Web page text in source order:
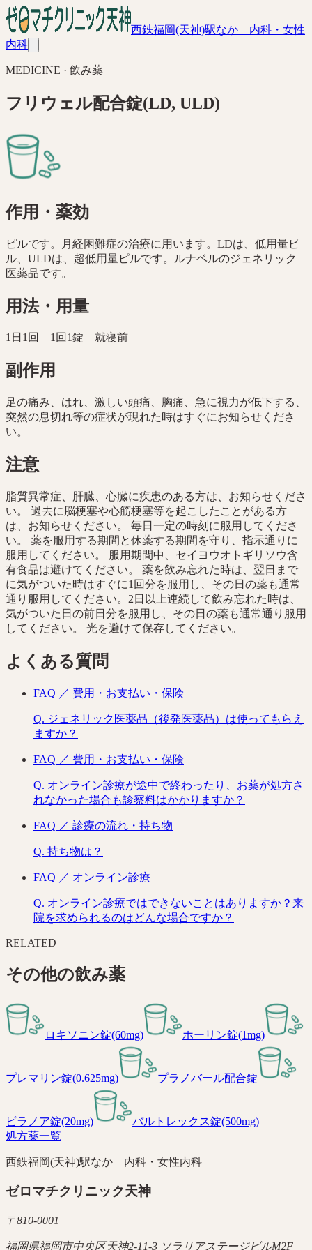
西鉄福岡(天神)駅なか 内科・女性
内科
MEDICINE · 飲み薬
フリウェル配合錠(LD, ULD)
作用・薬効
ピルです。月経困難症の治療に用います。LDは、低用量ピ
ル、ULDは、超低用量ピルです。ルナベルのジェネリック
医薬品です。
用法・用量
1日1回 1回1錠 就寝前
副作用
足の痛み、はれ、激しい頭痛、胸痛、急に視力が低下する、
突然の息切れ等の症状が現れた時はすぐにお知らせくださ
い。
注意
脂質異常症、肝臓、心臓に疾患のある方は、お知らせくださ
い。 過去に脳梗塞や心筋梗塞等を起こしたことがある方
は、お知らせください。 毎日一定の時刻に服用してくださ
い。 薬を服用する期間と休薬する期間を守り、指示通りに
服用してください。 服用期間中、セイヨウオトギリソウ含
有食品は避けてください。 薬を飲み忘れた時は、翌日まで
に気がついた時はすぐに1回分を服用し、その日の薬も通常
通り服用してください。2日以上連続して飲み忘れた時は、
気がついた日の前日分を服用し、その日の薬も通常通り服用
してください。 光を避けて保存してください。
よくある質問
FAQ ／ 費用・お支払い・保険
Q. ジェネリック医薬品（後発医薬品）は使ってもらえ
ますか？
FAQ ／ 費用・お支払い・保険
Q. オンライン診療が途中で終わったり、お薬が処方さ
れなかった場合も診察料はかかりますか？
FAQ ／ 診療の流れ・持ち物
Q. 持ち物は？
FAQ ／ オンライン診療
Q. オンライン診療ではできないことはありますか？来
院を求められるのはどんな場合ですか？
RELATED
その他の飲み薬
ロキソニン錠(60mg) ホーリン錠(1mg)
プレマリン錠(0.625mg) プラノバール配合錠
ビラノア錠(20mg)
バルトレックス錠(500mg)
処方薬一覧
西鉄福岡(天神)駅なか 内科・女性内科
ゼロマチクリニック天神
〒810-0001
福岡県福岡市中央区天神2-11-3 ソラリアステージビルM2F